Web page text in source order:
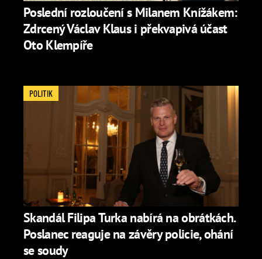
Poslední rozloučení s Milanem Knížákem:
Zdrcený Václav Klaus i překvapivá účast
Oto Klempíře
Skandál Filipa Turka nabírá na obrátkách.
Poslanec reaguje na závěry policie, ohání
se soudy
POLITIK